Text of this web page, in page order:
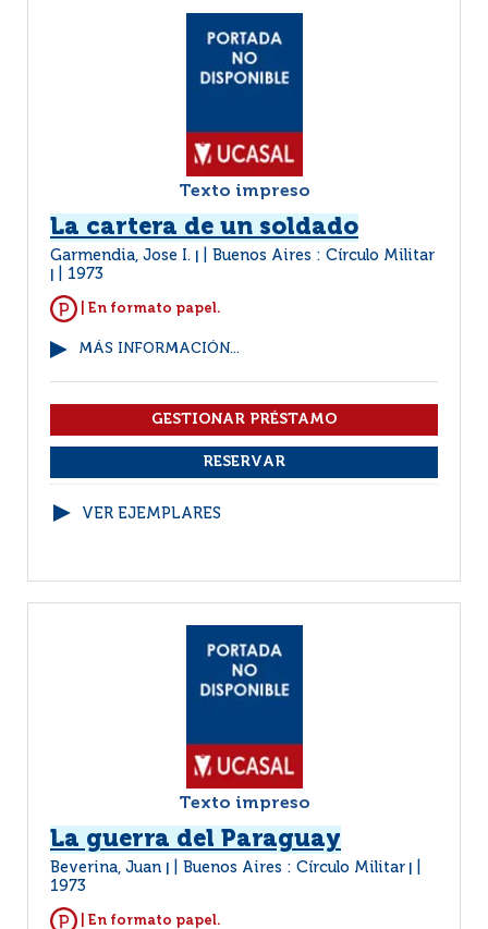
Texto impreso
La cartera de un soldado
Garmendia, Jose I. Buenos Aires : Círculo Militar
1973
| En formato papel.
MÁS INFORMACIÓN...
VER EJEMPLARES
Texto impreso
La guerra del Paraguay
Beverina, Juan Buenos Aires : Círculo Militar
1973
| En formato papel.